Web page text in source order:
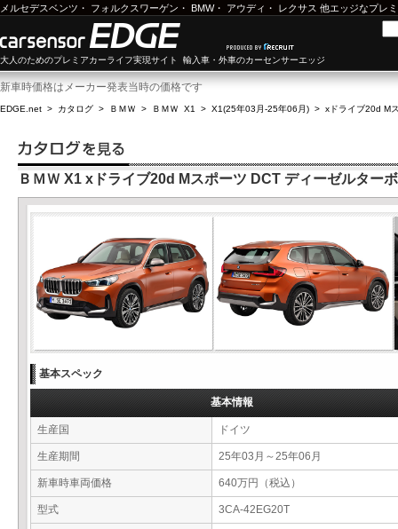
メルセデスベンツ ・ フォルクスワーゲン ・ BMW・ アウディ ・ レクサス 他エッジなプレ
大人のためのプレミアカーライフ実現サイト 輸入車・外車のカーセンサーエッジ
新車時価格はメーカー発表当時の価格です
EDGE.net > カタログ > ＢＭＷ > ＢＭＷ X1 > X1(25年03月-25年06月) > xドライブ20d M
ＢＭＷ X1 xドライブ20d Mスポーツ DCT ディーゼルター
基本スペック
基本情報
生産国 ドイツ
生産期間 25年03月～25年06月
新車時車両価格 640万円（税込）
型式 3CA-42EG20T